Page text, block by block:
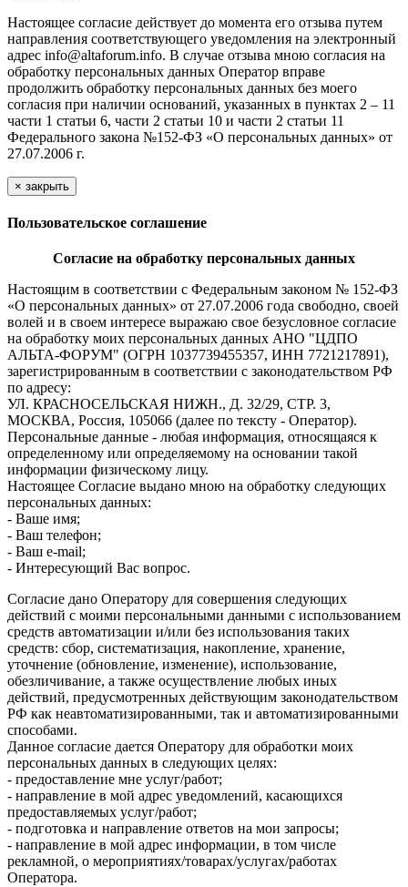
Настоящее согласие действует до момента его отзыва путем
направления соответствующего уведомления на электронный
адрес info@altaforum.info. В случае отзыва мною согласия на
обработку персональных данных Оператор вправе
продолжить обработку персональных данных без моего
согласия при наличии оснований, указанных в пунктах 2 – 11
части 1 статьи 6, части 2 статьи 10 и части 2 статьи 11
Федерального закона №152-ФЗ «О персональных данных» от
27.07.2006 г.
× закрыть
Пользовательское соглашение
Согласие на обработку персональных данных
Настоящим в соответствии с Федеральным законом № 152-ФЗ
«О персональных данных» от 27.07.2006 года свободно, своей
волей и в своем интересе выражаю свое безусловное согласие
на обработку моих персональных данных АНО "ЦДПО
АЛЬТА-ФОРУМ" (ОГРН 1037739455357, ИНН 7721217891),
зарегистрированным в соответствии с законодательством РФ
по адресу:
УЛ. КРАСНОСЕЛЬСКАЯ НИЖН., Д. 32/29, СТР. 3,
МОСКВА, Россия, 105066 (далее по тексту - Оператор).
Персональные данные - любая информация, относящаяся к
определенному или определяемому на основании такой
информации физическому лицу.
Настоящее Согласие выдано мною на обработку следующих
персональных данных:
- Ваше имя;
- Ваш телефон;
- Ваш e-mail;
- Интересующий Вас вопрос.
Согласие дано Оператору для совершения следующих
действий с моими персональными данными с использованием
средств автоматизации и/или без использования таких
средств: сбор, систематизация, накопление, хранение,
уточнение (обновление, изменение), использование,
обезличивание, а также осуществление любых иных
действий, предусмотренных действующим законодательством
РФ как неавтоматизированными, так и автоматизированными
способами.
Данное согласие дается Оператору для обработки моих
персональных данных в следующих целях:
- предоставление мне услуг/работ;
- направление в мой адрес уведомлений, касающихся
предоставляемых услуг/работ;
- подготовка и направление ответов на мои запросы;
- направление в мой адрес информации, в том числе
рекламной, о мероприятиях/товарах/услугах/работах
Оператора.